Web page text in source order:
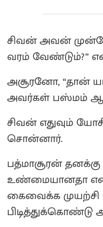
சிவன் அவன்
வரம் வேண்டும்?”
அசூரனோ, “தான்
அவர்கள் பஸ்மம்
சிவன் எதுவும்
சொன்னார்.
பத்மாசூரன்
உண்மையானதா
கைவைக்க முயற்சி
பிடித்துக்கொண்டு